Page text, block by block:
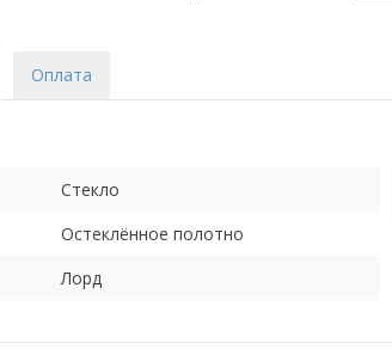
Оплата
Стекло
Остеклённое полотно
Лорд